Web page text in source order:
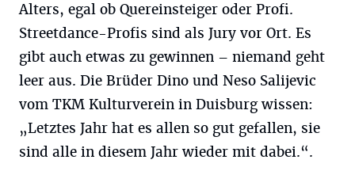
Alters, egal ob Quereinsteiger oder Profi.
Streetdance-Profis sind als Jury vor Ort. Es
gibt auch etwas zu gewinnen ­– niemand geht
leer aus. Die Brüder Dino und Neso Salijevic
vom TKM Kulturverein in Duisburg wissen:
„Letztes Jahr hat es allen so gut gefallen, sie
sind alle in diesem Jahr wieder mit dabei.“.